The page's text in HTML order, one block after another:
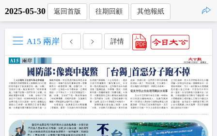
2025-05-30 返回首版 往期回顧 其他報紙
A15 兩岸 詳情